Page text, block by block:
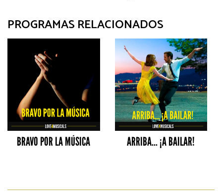
PROGRAMAS RELACIONADOS
BRAVO POR LA MÚSICA ARRIBA... ¡A BAILAR!